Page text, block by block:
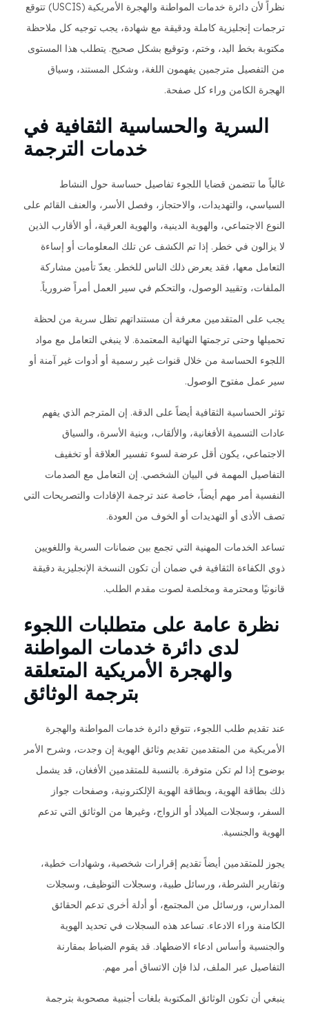
نظراً لأن دائرة خدمات المواطنة والهجرة الأمريكية (USCIS) تتوقع
ترجمات إنجليزية كاملة ودقيقة مع شهادة، يجب توجيه كل ملاحظة
مكتوبة بخط اليد، وختم، وتوقيع بشكل صحيح. يتطلب هذا المستوى
من التفصيل مترجمين يفهمون اللغة، وشكل المستند، وسياق
الهجرة الكامن وراء كل صفحة.
السرية والحساسية الثقافية في
خدمات الترجمة
غالباً ما تتضمن قضايا اللجوء تفاصيل حساسة حول النشاط
السياسي، والتهديدات، والاحتجاز، وفصل الأسر، والعنف القائم على
النوع الاجتماعي، والهوية الدينية، والهوية العرقية، أو الأقارب الذين
لا يزالون في خطر. إذا تم الكشف عن تلك المعلومات أو إساءة
التعامل معها، فقد يعرض ذلك الناس للخطر. يعدّ تأمين مشاركة
الملفات، وتقييد الوصول، والتحكم في سير العمل أمراً ضرورياً.
يجب على المتقدمين معرفة أن مستنداتهم تظل سرية من لحظة
تحميلها وحتى ترجمتها النهائية المعتمدة. لا ينبغي التعامل مع مواد
اللجوء الحساسة من خلال قنوات غير رسمية أو أدوات غير آمنة أو
سير عمل مفتوح الوصول.
تؤثر الحساسية الثقافية أيضاً على الدقة. إن المترجم الذي يفهم
عادات التسمية الأفغانية، والألقاب، وبنية الأسرة، والسياق
الاجتماعي، يكون أقل عرضة لسوء تفسير العلاقة أو تخفيف
التفاصيل المهمة في البيان الشخصي. إن التعامل مع الصدمات
النفسية أمر مهم أيضاً، خاصة عند ترجمة الإفادات والتصريحات التي
تصف الأذى أو التهديدات أو الخوف من العودة.
تساعد الخدمات المهنية التي تجمع بين ضمانات السرية واللغويين
ذوي الكفاءة الثقافية في ضمان أن تكون النسخة الإنجليزية دقيقة
قانونيًا ومحترمة ومخلصة لصوت مقدم الطلب.
نظرة عامة على متطلبات اللجوء
لدى دائرة خدمات المواطنة
والهجرة الأمريكية المتعلقة
بترجمة الوثائق
عند تقديم طلب اللجوء، تتوقع دائرة خدمات المواطنة والهجرة
الأمريكية من المتقدمين تقديم وثائق الهوية إن وجدت، وشرح الأمر
بوضوح إذا لم تكن متوفرة. بالنسبة للمتقدمين الأفغان، قد يشمل
ذلك بطاقة الهوية، وبطاقة الهوية الإلكترونية، وصفحات جواز
السفر، وسجلات الميلاد أو الزواج، وغيرها من الوثائق التي تدعم
الهوية والجنسية.
يجوز للمتقدمين أيضاً تقديم إقرارات شخصية، وشهادات خطية،
وتقارير الشرطة، ورسائل طبية، وسجلات التوظيف، وسجلات
المدارس، ورسائل من المجتمع، أو أدلة أخرى تدعم الحقائق
الكامنة وراء الادعاء. تساعد هذه السجلات في تحديد الهوية
والجنسية وأساس ادعاء الاضطهاد. قد يقوم الضباط بمقارنة
التفاصيل عبر الملف، لذا فإن الاتساق أمر مهم.
ينبغي أن تكون الوثائق المكتوبة بلغات أجنبية مصحوبة بترجمة